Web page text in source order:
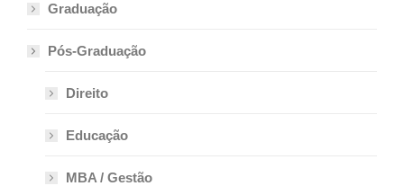
Graduação
Pós-Graduação
Direito
Educação
MBA / Gestão